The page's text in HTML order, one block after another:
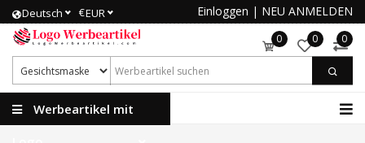
Deutsch €EUR Einloggen | NEU ANMELDEN
0 0 0
Werbeartikel mit